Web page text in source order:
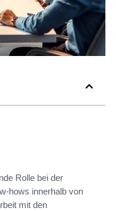
Rolle bei der
hows innerhalb von
mit den